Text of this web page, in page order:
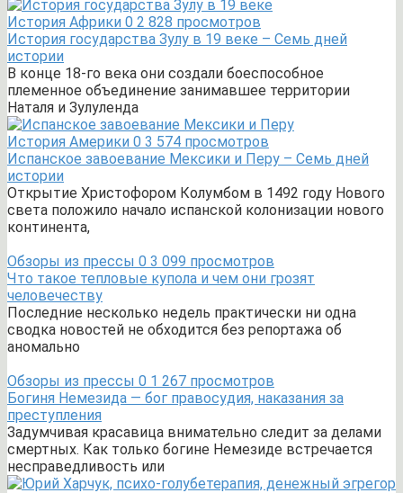
История Африки 0 2 828 просмотров
История государства Зулу в 19 веке – Семь дней
истории
В конце 18-го века они создали боеспособное
племенное объединение занимавшее территории
Наталя и Зулуленда
История Америки 0 3 574 просмотров
Испанское завоевание Мексики и Перу – Семь дней
истории
Открытие Христофором Колумбом в 1492 году Нового
света положило начало испанской колонизации нового
континента,
Обзоры из прессы 0 3 099 просмотров
Что такое тепловые купола и чем они грозят
человечеству
Последние несколько недель практически ни одна
сводка новостей не обходится без репортажа об
аномально
Обзоры из прессы 0 1 267 просмотров
Богиня Немезида — бог правосудия, наказания за
преступления
Задумчивая красавица внимательно следит за делами
смертных. Как только богине Немезиде встречается
несправедливость или